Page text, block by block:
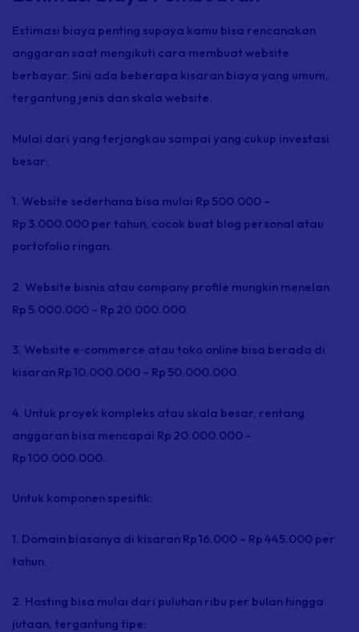
Estimasi biaya penting supaya kamu bisa rencanakan
anggaran saat mengikuti cara membuat website
berbayar. Sini ada beberapa kisaran biaya yang umum,
tergantung jenis dan skala website.
Mulai dari yang terjangkau sampai yang cukup investasi
besar:
1. Website sederhana bisa mulai Rp 500.000 –
Rp 3.000.000 per tahun, cocok buat blog personal atau
portofolio ringan.
2. Website bisnis atau company profile mungkin menelan
Rp 5.000.000 – Rp 20.000.000.
3. Website e‑commerce atau toko online bisa berada di
kisaran Rp 10.000.000 – Rp 50.000.000.
4. Untuk proyek kompleks atau skala besar, rentang
anggaran bisa mencapai Rp 20.000.000 –
Rp 100.000.000.
Untuk komponen spesifik:
1. Domain biasanya di kisaran Rp 16.000 – Rp 445.000 per
tahun.
2. Hosting bisa mulai dari puluhan ribu per bulan hingga
jutaan, tergantung tipe: